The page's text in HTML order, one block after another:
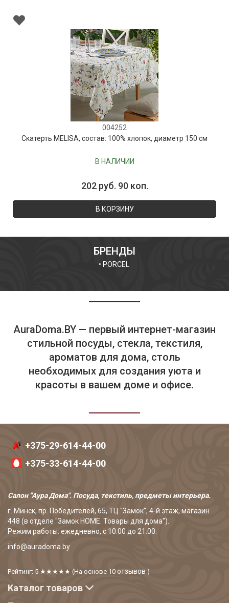
004252
Скатерть MELISA, состав: 100% хлопок, диаметр 150 см
В НАЛИЧИИ
202 руб. 90 коп.
В КОРЗИНУ
БРЕНДЫ
• PORCEL
AuraDoma.BY — первый интернет-магазин
стильной посуды, стекла, текстиля,
ароматов для дома, столь
необходимых для создания уюта и
красоты в вашем доме и офисе.
+375-29-614-44-00
+375-33-614-44-00
Салон "Аура Дома". Посуда, текстиль, предметы интерьера.
г. Минск, пр. Победителей, 65, ТЦ "Замок", 4-й этаж, магазин
448 (в отделе "Замок HOME. Товары для дома").
Режим работы: ежедневно, с 10:00 до 21:00.
info@auradoma.by
Рейтинг: 5 ★★★★★ (На основе 10 отзывов )
Каталог товаров